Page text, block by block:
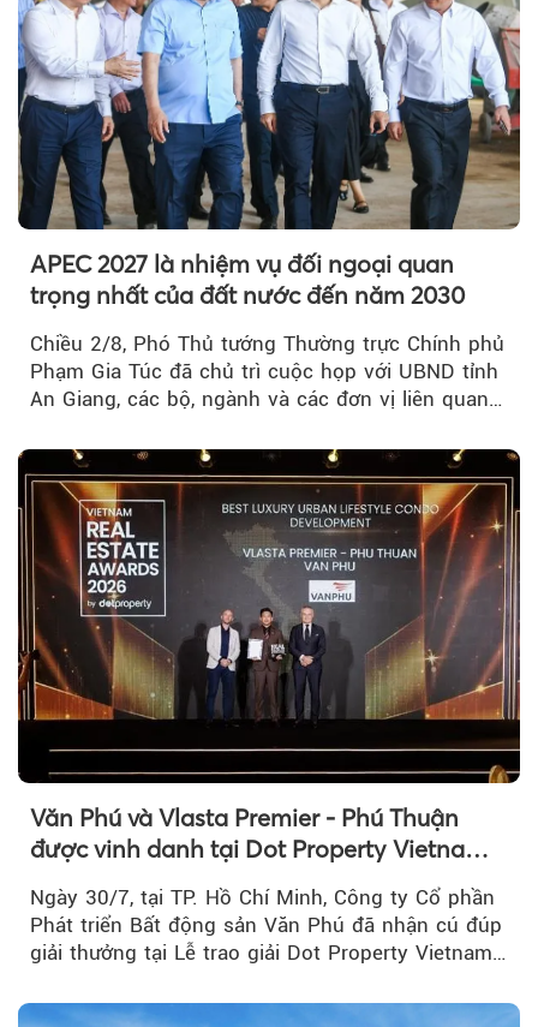
APEC 2027 là nhiệm vụ đối ngoại quan
trọng nhất của đất nước đến năm 2030
Chiều 2/8, Phó Thủ tướng Thường trực Chính phủ
Phạm Gia Túc đã chủ trì cuộc họp với UBND tỉnh
An Giang, các bộ, ngành và các đơn vị liên quan
Văn Phú và Vlasta Premier - Phú Thuận
được vinh danh tại Dot Property Vietnam
Real Estate Awards 2026
Ngày 30/7, tại TP. Hồ Chí Minh, Công ty Cổ phần
Phát triển Bất động sản Văn Phú đã nhận cú đúp
giải thưởng tại Lễ trao giải Dot Property Vietnam